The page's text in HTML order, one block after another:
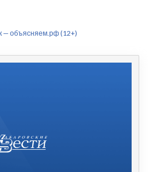
— объясняем.рф (12+)